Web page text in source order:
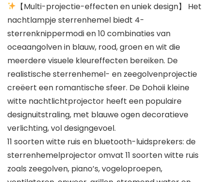
【Multi-projectie-effecten en uniek design】 Het
nachtlampje sterrenhemel biedt 4-
sterrenknippermodi en 10 combinaties van
oceaangolven in blauw, rood, groen en wit die
meerdere visuele kleureffecten bereiken. De
realistische sterrenhemel- en zeegolvenprojectie
creëert een romantische sfeer. De Dohoii kleine
witte nachtlichtprojector heeft een populaire
designuitstraling, met blauwe ogen decoratieve
verlichting, vol designgevoel.
11 soorten witte ruis en bluetooth-luidsprekers: de
sterrenhemelprojector omvat 11 soorten witte ruis
zoals zeegolven, piano’s, vogeloproepen,